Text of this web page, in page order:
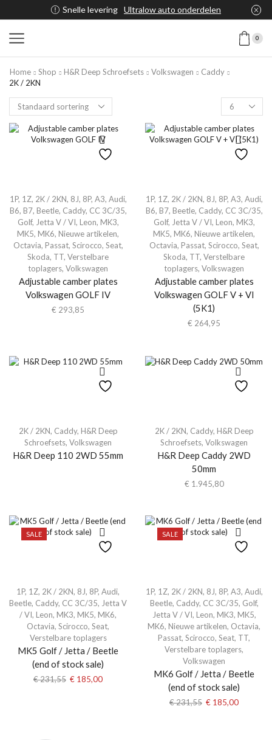
Snelle levering Ultralow auto onderdelen
0
Home Shop H&R Deep Schroefsets Volkswagen
Caddy
2K / 2KN
1P, 1Z, 2K / 2KN, 8J, 8P, A3, Audi,
B6, B7, Beetle, Caddy, CC 3C/35,
Golf, Jetta V / VI, Leon, MK3,
MK5, MK6, Nieuwe artikelen,
Octavia, Passat, Scirocco, Seat,
Skoda, TT, Verstelbare
toplagers, Volkswagen
Adjustable camber plates
Volkswagen GOLF IV
€ 293,85
1P, 1Z, 2K / 2KN, 8J, 8P, A3, Audi,
B6, B7, Beetle, Caddy, CC 3C/35,
Golf, Jetta V / VI, Leon, MK3,
MK5, MK6, Nieuwe artikelen,
Octavia, Passat, Scirocco, Seat,
Skoda, TT, Verstelbare
toplagers, Volkswagen
Adjustable camber plates
Volkswagen GOLF V + VI
(5K1)
€ 264,95
2K / 2KN, Caddy, H&R Deep
Schroefsets, Volkswagen
H&R Deep 110 2WD 55mm
2K / 2KN, Caddy, H&R Deep
Schroefsets, Volkswagen
H&R Deep Caddy 2WD
50mm
€ 1.945,80
SALE
1P, 1Z, 2K / 2KN, 8J, 8P, Audi,
Beetle, Caddy, CC 3C/35, Jetta V
/ VI, Leon, MK3, MK5, MK6,
Octavia, Scirocco, Seat,
Verstelbare toplagers
MK5 Golf / Jetta / Beetle
(end of stock sale)
€231,55 € 185,00
SALE
1P, 1Z, 2K / 2KN, 8J, 8P, A3, Audi,
Beetle, Caddy, CC 3C/35, Golf,
Jetta V / VI, Leon, MK3, MK5,
MK6, Nieuwe artikelen, Octavia,
Passat, Scirocco, Seat, TT,
Verstelbare toplagers,
Volkswagen
MK6 Golf / Jetta / Beetle
(end of stock sale)
€231,55 € 185,00